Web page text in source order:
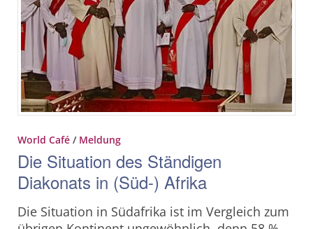
World Café / Meldung
Die Situation des Ständigen
Diakonats in (Süd-) Afrika
Die Situation in Südafrika ist im Vergleich zum